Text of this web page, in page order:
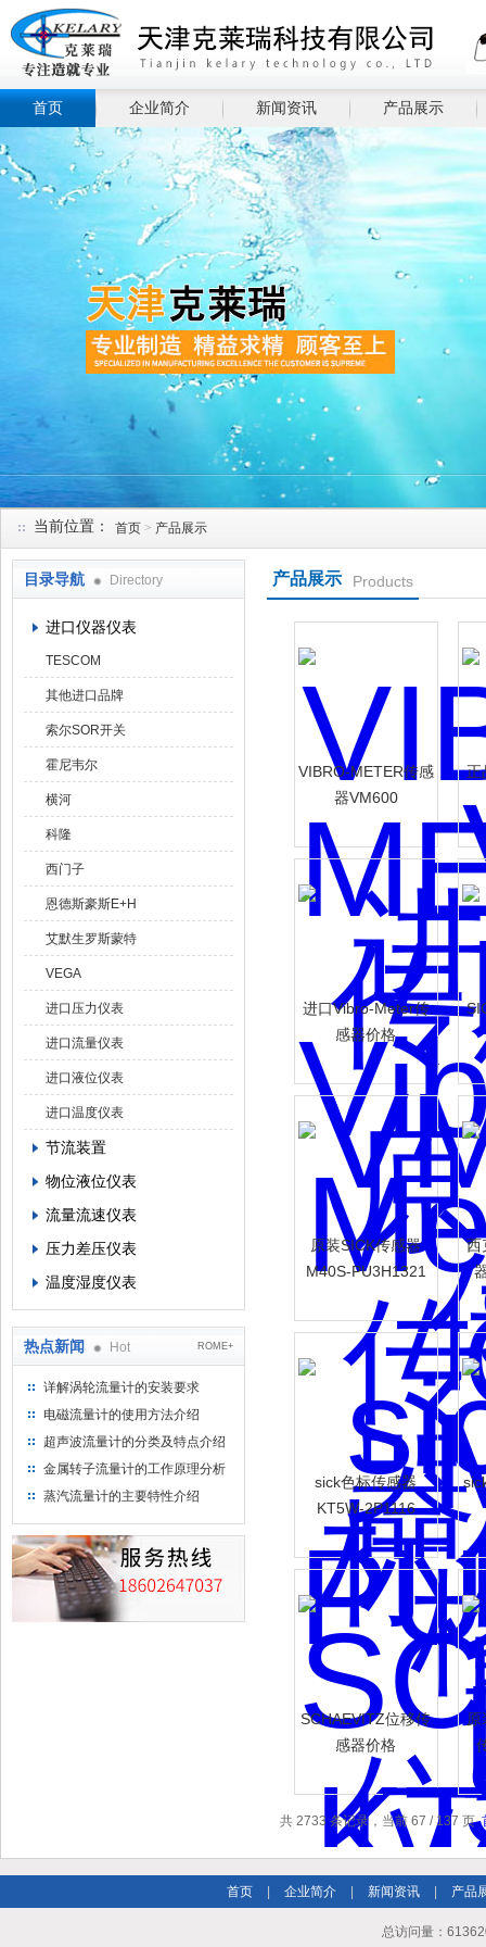
首页 企业简介 新闻资讯 产品展示
当前位置： 首页 > 产品展示
目录导航 Directory
进口仪器仪表
TESCOM
其他进口品牌
索尔SOR开关
霍尼韦尔
横河
科隆
西门子
恩德斯豪斯E+H
艾默生罗斯蒙特
VEGA
进口压力仪表
进口流量仪表
进口液位仪表
进口温度仪表
节流装置
物位液位仪表
流量流速仪表
压力差压仪表
温度湿度仪表
热点新闻 Hot ROME+
详解涡轮流量计的安装要求
电磁流量计的使用方法介绍
超声波流量计的分类及特点介绍
金属转子流量计的工作原理分析
蒸汽流量计的主要特性介绍
产品展示 Products
VIBRO-METER传感
器VM600
正
进口Vibro-Meter传
感器价格
原装SICK传感器
M40S-PU3H1321
西
sick色标传感器
KT5W-2P1116
SCHAEVITZ位移传
感器价格
共 2733 条记录，当前 67 / 137 页
首页 企业简介 新闻资讯 产品
总访问量：